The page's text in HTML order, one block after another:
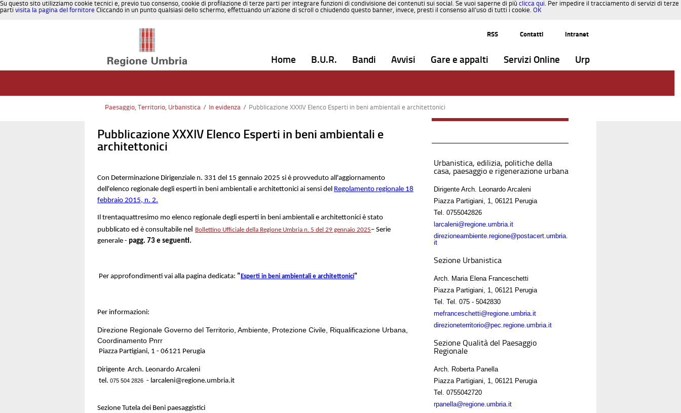
Su questo sito utilizziamo cookie tecnici e, previo tuo consenso, cookie di profilazione di terze parti per integrare funzioni di condivisione dei contenuti sui social. Se vuoi saperne di più clicca qui. Per impedire il tracciamento di servizi di terze
parti visita la pagina del fornitore Cliccando in un punto qualsiasi dello schermo, effettuando un’azione di scroll o chiudendo questo banner, invece, presti il consenso all’uso di tutti i cookie. OK
RSS
Contatti Intranet
Home B.U.R. Bandi Avvisi Gare e appalti Servizi Online Urp
Paesaggio, Territorio, Urbanistica / In evidenza / Pubblicazione XXXIV Elenco Esperti in beni ambientali e architettonici
Pubblicazione XXXIV Elenco Esperti in beni ambientali e
architettonici
Con Determinazione Dirigenziale n. 331 del 15 gennaio 2025 si è provveduto all'aggiornamento
dell'elenco regionale degli esperti in beni ambientali e architettonici ai sensi del Regolamento regionale 18
febbraio 2015, n. 2.
Il trentaquattresimo mo elenco regionale degli esperti in beni ambientali e architettonici è stato
pubblicato ed è consultabile ne
Bollettino Ufficiale della Regione Umbria n. 5 del 29 gennaio 2025– Serie
generale - pagg. 73 e seguenti.
Per approfondimenti vai alla pagina dedicata: " Esperti in beni ambientali e architettonici"
Per informazioni:
Direzione Regionale Governo del Territorio, Ambiente, Protezione Civile, Riqualificazione Urbana,
Coordinamento Pnrr
Piazza Partigiani, 1 - 06121 Perugia
Dirigente Arch. Leonardo Arcaleni
tel. 075 504 2826 - larcaleni@regione.umbria.it
Sezione Tutela dei Beni paesaggistici
Urbanistica, edilizia, politiche della
casa, paesaggio e rigenerazione urbana
Dirigente Arch. Leonardo Arcaleni
Piazza Partigiani, 1, 06121 Perugia
Tel.
0755042826
larcaleni@regione.umbria.it
direzioneambiente.regione@postacert.umbria.
it
Sezione Urbanistica
Arch. Maria Elena Franceschetti
Piazza Partigiani, 1, 06121 Perugia
Tel.
Tel. 075 - 5042830
mefranceschetti@regione.umbria.it
direzioneterritorio@pec.regione.umbria.it
Sezione Qualità del Paesaggio
Regionale
Arch. Roberta Panella
Piazza Partigiani, 1, 06121 Perugia
Tel.
0755042720
rpanella@regione.umbria.it